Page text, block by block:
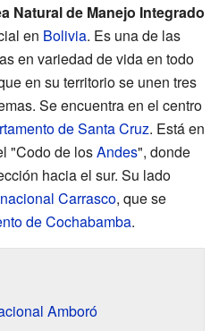
Natural de Manejo Integrado
en Bolivia. Es una de las
en variedad de vida en todo
en su territorio se unen tres
Se encuentra en el centro
de Santa Cruz. Está en
"Codo de losAndes", donde
hacia el sur. Su lado
Carrasco, que se
de Cochabamba.
Amboró